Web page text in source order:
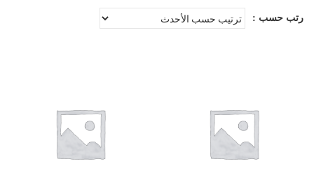
حسب
رتب حسب :